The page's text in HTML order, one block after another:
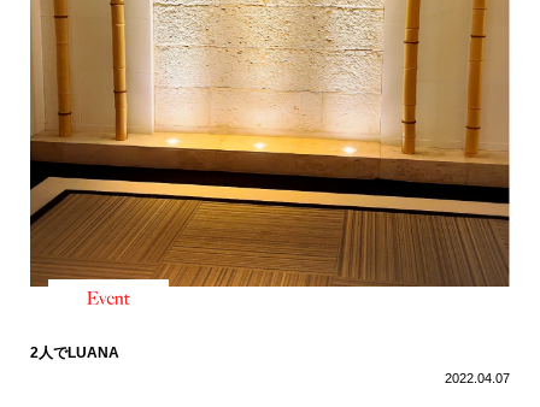
2人でLUANA
2022.04.07